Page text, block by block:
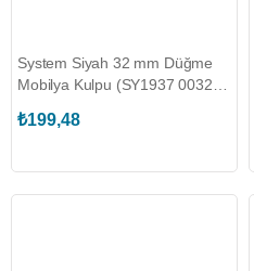
System Siyah 32 mm Düğme
Mobilya Kulpu (SY1937 0032
₺199,48